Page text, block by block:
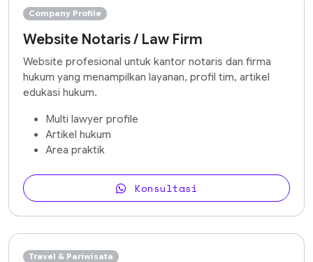
Company Profile
Website Notaris / Law Firm
Website profesional untuk kantor notaris dan firma
hukum yang menampilkan layanan, profil tim, artikel
edukasi hukum.
Multi lawyer profile
Artikel hukum
Area praktik
Konsultasi
Travel & Pariwisata